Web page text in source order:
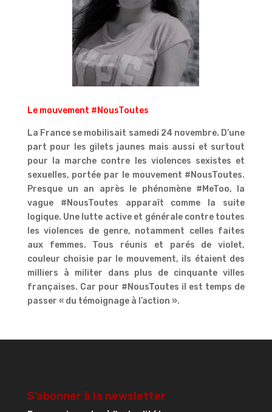
Le mouvement #NousToutes
La France se mobilisait samedi 24 novembre. D’une
part pour les gilets jaunes mais aussi et surtout
pour la marche contre les violences sexistes et
sexuelles, portée par le mouvement #NousToutes.
Presque un an après le phénomène #MeToo, la
vague #NousToutes apparaît comme la suite
logique. Une lutte active et générale contre toutes
les violences de genre, notamment celles faites
aux femmes. Tous réunis et parés de violet,
couleur choisie par le mouvement, ils étaient des
milliers à militer dans plus de cinquante villes
françaises. Car pour #NousToutes il est temps de
passer « du témoignage à l’action ».
S’abonner à la newsletter